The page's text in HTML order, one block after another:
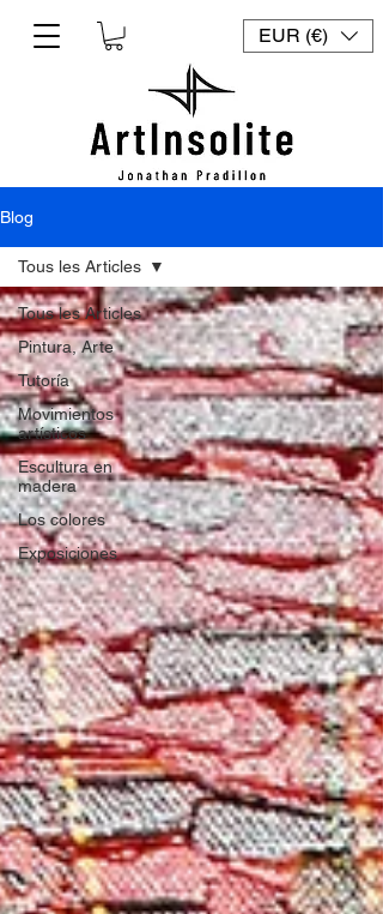
EUR (€)
Blog
Tous les Articles
Pintura, Arte
Tutoría
Movimientos
artísticos
Escultura en
madera
Los colores
Exposiciones
Tous les Articles